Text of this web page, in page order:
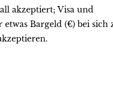
akzeptiert; Visa und
Bargeld (€) bei sich